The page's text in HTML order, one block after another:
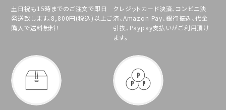
土日祝も15時までのご注文で即日
発送致します。8,800円(税込)以上ご
購入で送料無料！
クレジットカード決済、コンビニ決
済、Amazon Pay、銀行振込、代金
引換、Paypay支払いがご利用頂け
ます。